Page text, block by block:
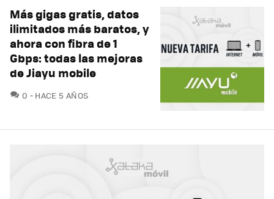
Más gigas gratis, datos
ilimitados más baratos, y
ahora con fibra de 1
Gbps: todas las mejoras
de Jiayu mobile
0 COMENTARIOS
HACE 5 AÑOS